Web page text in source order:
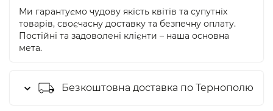
Ми гарантуємо чудову якість квітів та супутніх
товарів, своєчасну доставку та безпечну оплату.
Постійні та задоволені клієнти – наша основна
мета.
Безкоштовна доставка по Тернополю